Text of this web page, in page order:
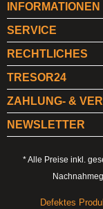
INFORMATIONEN
SERVICE
RECHTLICHES
TRESOR24
ZAHLUNG- &
NEWSLETTER
* Alle Preise inkl.
Defektes